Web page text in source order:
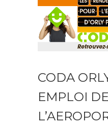
CODA
EMPLOI DE